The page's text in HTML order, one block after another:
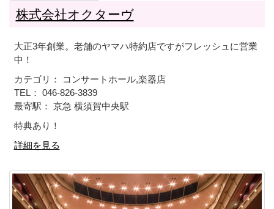
株式会社オクターヴ
大正3年創業。老舗のヤマハ特約店ですがフレッシュに営業
中！
カテゴリ： コンサートホール,楽器店
TEL： 046-826-3839
最寄駅： 京急 横須賀中央駅
特典あり！
詳細を見る